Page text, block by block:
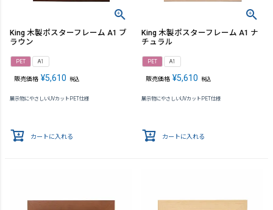
King 木製ポスターフレーム A1 ブ
ラウン
PET A1
販売価格 ¥5,610 税込
展示物にやさしいUVカットPET仕様
カートに入れる
King 木製ポスターフレーム A1 ナ
チュラル
PET A1
販売価格 ¥5,610 税込
展示物にやさしいUVカットPET仕様
カートに入れる